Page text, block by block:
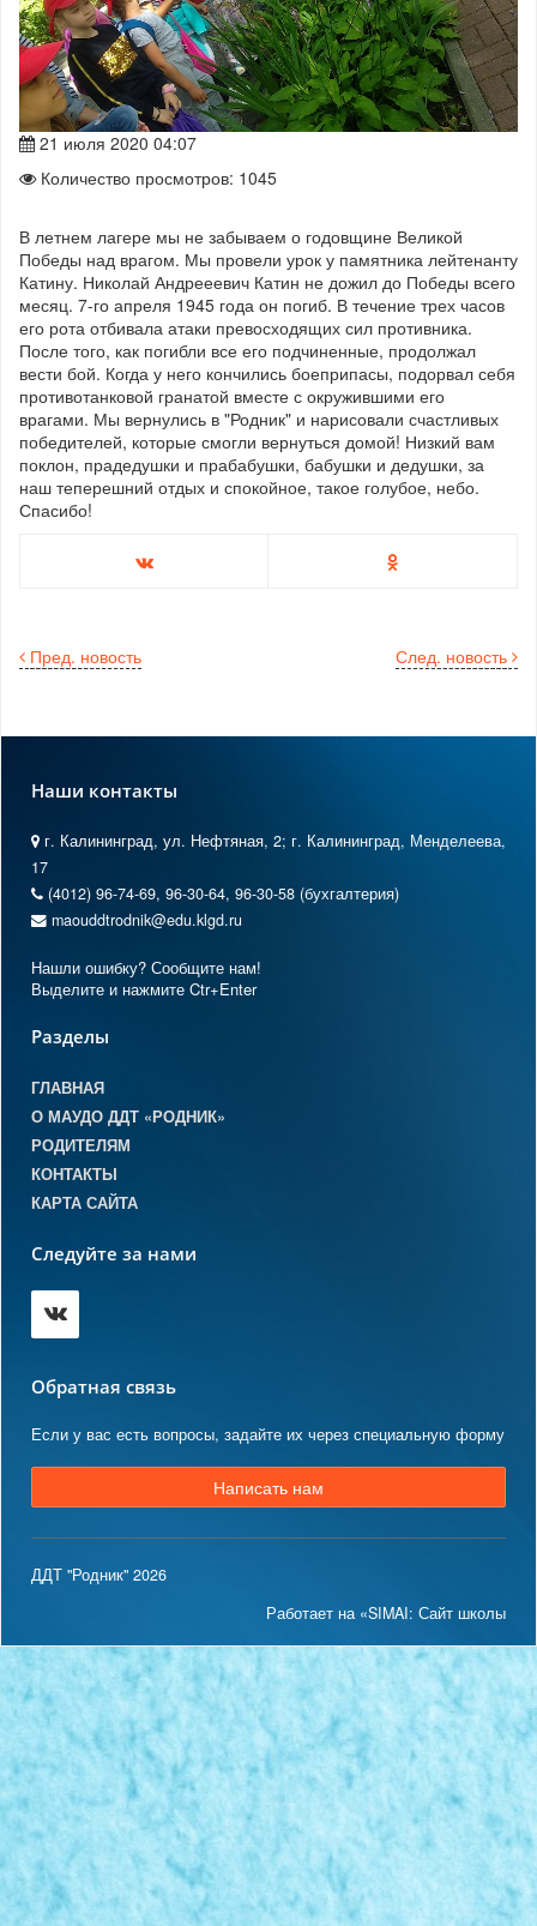
21 июля 2020 04:07
Количество просмотров: 1045
В летнем лагере мы не забываем о годовщине Великой
Победы над врагом. Мы провели урок у памятника лейтенанту
Катину. Николай Андрееевич Катин не дожил до Победы всего
месяц. 7-го апреля 1945 года он погиб. В течение трех часов
его рота отбивала атаки превосходящих сил противника.
После того, как погибли все его подчиненные, продолжал
вести бой. Когда у него кончились боеприпасы, подорвал себя
противотанковой гранатой вместе с окружившими его
врагами. Мы вернулись в "Родник" и нарисовали счастливых
победителей, которые смогли вернуться домой! Низкий вам
поклон, прадедушки и прабабушки, бабушки и дедушки, за
наш теперешний отдых и спокойное, такое голубое, небо.
Спасибо!
След. новость
Пред. новость
Наши контакты
г. Калининград, ул. Нефтяная, 2; г. Калининград, Менделеева,
17
(4012) 96-74-69, 96-30-64, 96-30-58 (бухгалтерия)
maouddtrodnik@edu.klgd.ru
Нашли ошибку? Сообщите нам!
Выделите и нажмите Ctr+Enter
Разделы
ГЛАВНАЯ
О МАУДО ДДТ «РОДНИК»
РОДИТЕЛЯМ
КОНТАКТЫ
КАРТА САЙТА
Следуйте за нами
Обратная связь
Если у вас есть вопросы, задайте их через специальную форму
Написать нам
ДДТ "Родник" 2026
Работает на «SIMAI: Сайт школы